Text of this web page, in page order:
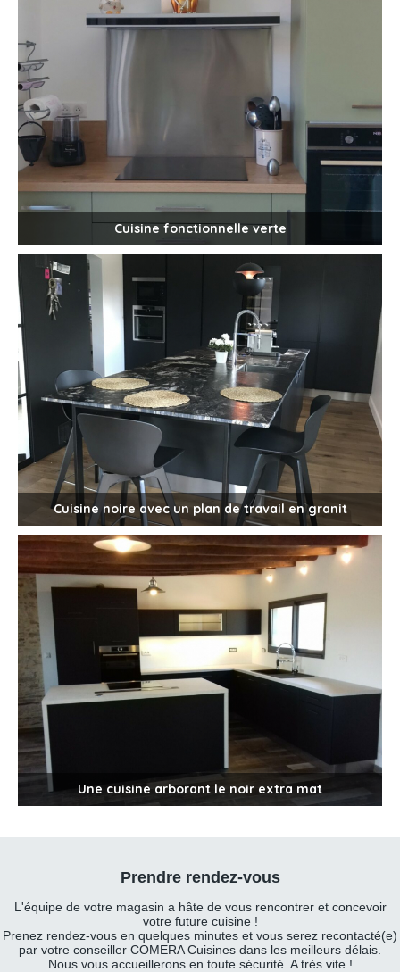
Cuisine fonctionnelle verte
Cuisine noire avec un plan de travail en granit
Une cuisine arborant le noir extra mat
Prendre rendez-vous
L'équipe de votre magasin a hâte de vous rencontrer et concevoir
votre future cuisine !
Prenez rendez-vous en quelques minutes et vous serez recontacté(e)
par votre conseiller COMERA Cuisines dans les meilleurs délais.
Nous vous accueillerons en toute sécurité. A très vite !